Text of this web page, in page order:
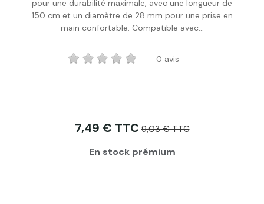
pour une durabilité maximale, avec une longueur de
150 cm et un diamètre de 28 mm pour une prise en
main confortable. Compatible avec...
0 avis
7,49 € TTC 9,03 € TTC
En stock prémium